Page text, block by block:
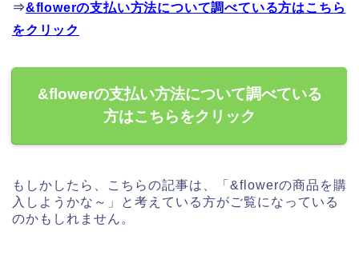
⇒&flowerの支払い方法について調べている方はこちら
をクリック
&flowerの支払い方法について調べている
方はこちらをクリック
もしかしたら、こちらの記事は、「&flowerの商品を購
入しようかな～」と考えている方がご覧になっている
のかもしれません。